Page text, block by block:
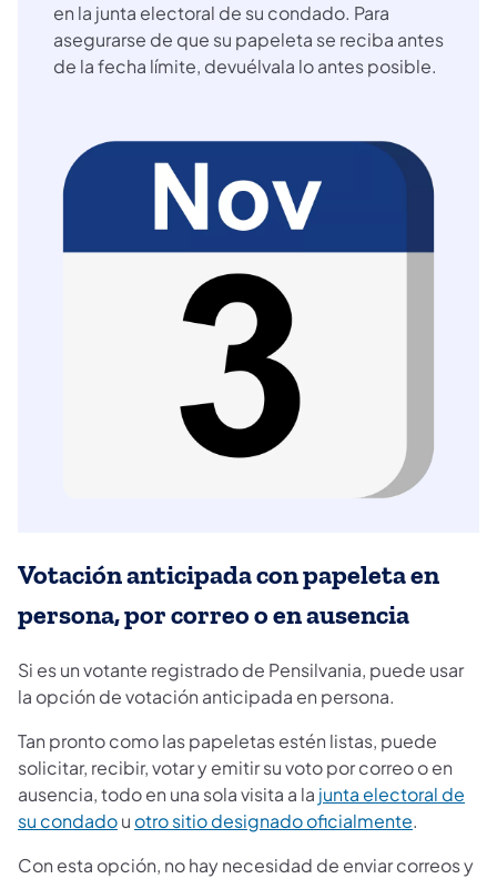
en la junta electoral de su condado. Para
asegurarse de que su papeleta se reciba antes
de la fecha límite, devuélvala lo antes posible.
Votación anticipada con papeleta en
persona, por correo o en ausencia
Si es un votante registrado de Pensilvania, puede usar
la opción de votación anticipada en persona.
Tan pronto como las papeletas estén listas, puede
solicitar, recibir, votar y emitir su voto por correo o en
ausencia, todo en una sola visita a la junta electoral de
su condadou otro sitio designado oficialmente.
Con esta opción, no hay necesidad de enviar correos y